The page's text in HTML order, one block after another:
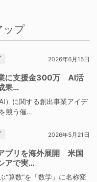
ップ
2026年6月15日
に支援金300万 AI活
果…
）に関する創出事業アイデ
競う催…
2026年5月21日
プリを海外展開 米国
アで実…
“算数”を「数学」に名称変